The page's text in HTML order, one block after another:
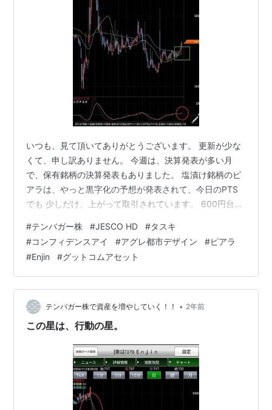
いつも、見て頂いてありがとうございます。 更新が少な
くて、申し訳ありません。 今週は、決算発表が多い月
で、保有銘柄の決算発表もありました。 塩漬け銘柄のピ
アラは、やっと黒字化の予想が発表されて、今日のPTS
でも 少しだけ、上がって取引されています。 600円台の
続いて、塩漬け銘柄の二番目が、Enjinですが、こちらも
少しだけ 上方発表があって、株価も上がってきていま
す。 プラスだったりマイナスだったりしている、コンフ
ィデンスアイは 業績が少し悪くなっていて、その影響で
発表後、下落しました。 昨日、追加で買ってしまいまし
た。 これで、平均取得株…
#テンバガー株 #JESCO HD #タスキ
#コンフィデンスアイ #アグレ都市デザイン #ピアラ
#Enjin #グットコムアセット
テンバガー株で資産を増やしていく！！ • 2年前
この星は、行動の星。